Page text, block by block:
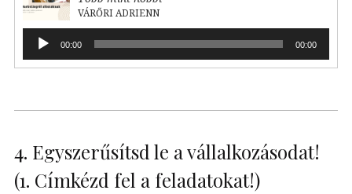
VÁRŐRI ADRIENN
Audió
lejátszó00:00 00:00
4. Egyszerűsítsd le a vállalkozásodat!
(1. Címkézd fel a feladatokat!)